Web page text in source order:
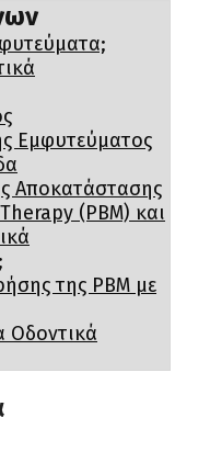
Εμφυτεύματος
Αποκατάστασης
(PBM) και
της PBM με
Οδοντικά